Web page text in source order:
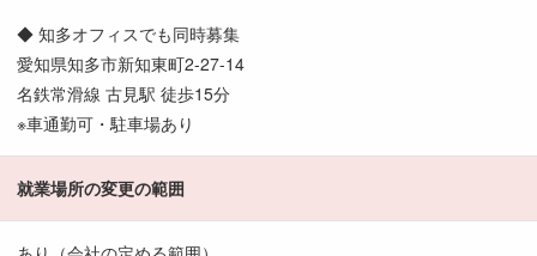
◆ 知多オフィスでも同時募集
愛知県知多市新知東町2-27-14
名鉄常滑線 古見駅 徒歩15分
※車通勤可・駐車場あり
就業場所の変更の範囲